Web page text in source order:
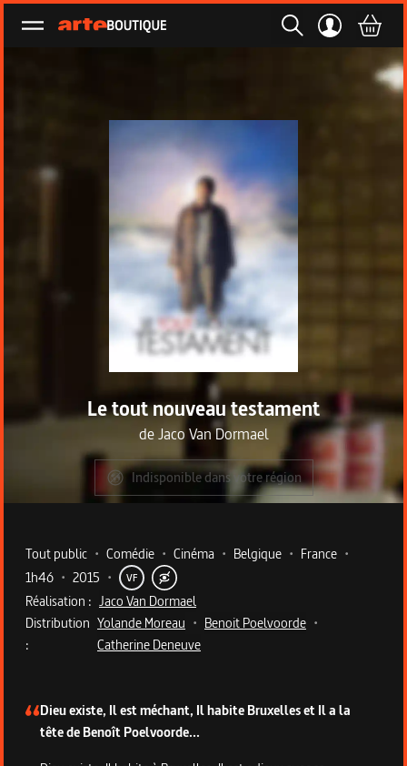
Ouvrir le menu
Le tout nouveau testament
deJaco Van Dormael
Indisponible dans votre région
Metadata du programme
Tout public • Comédie • Cinéma • Belgique • France •
1h46 • 2015 • VF
Réalisation : Jaco Van Dormael
Distribution
:
Yolande Moreau • Benoit Poelvoorde •
Catherine Deneuve
Dieu existe, Il est méchant, Il habite Bruxelles et Il a la
tête de Benoît Poelvoorde...